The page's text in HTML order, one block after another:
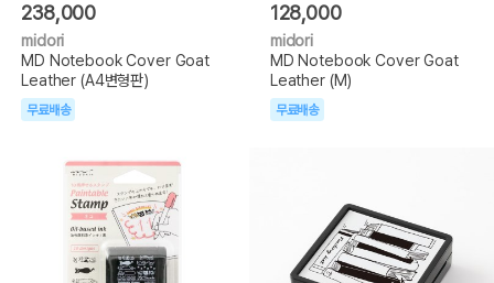
238,000
midori
MD Notebook Cover Goat
Leather (A4변형판)
무료배송
128,000
midori
MD Notebook Cover Goat
Leather (M)
무료배송